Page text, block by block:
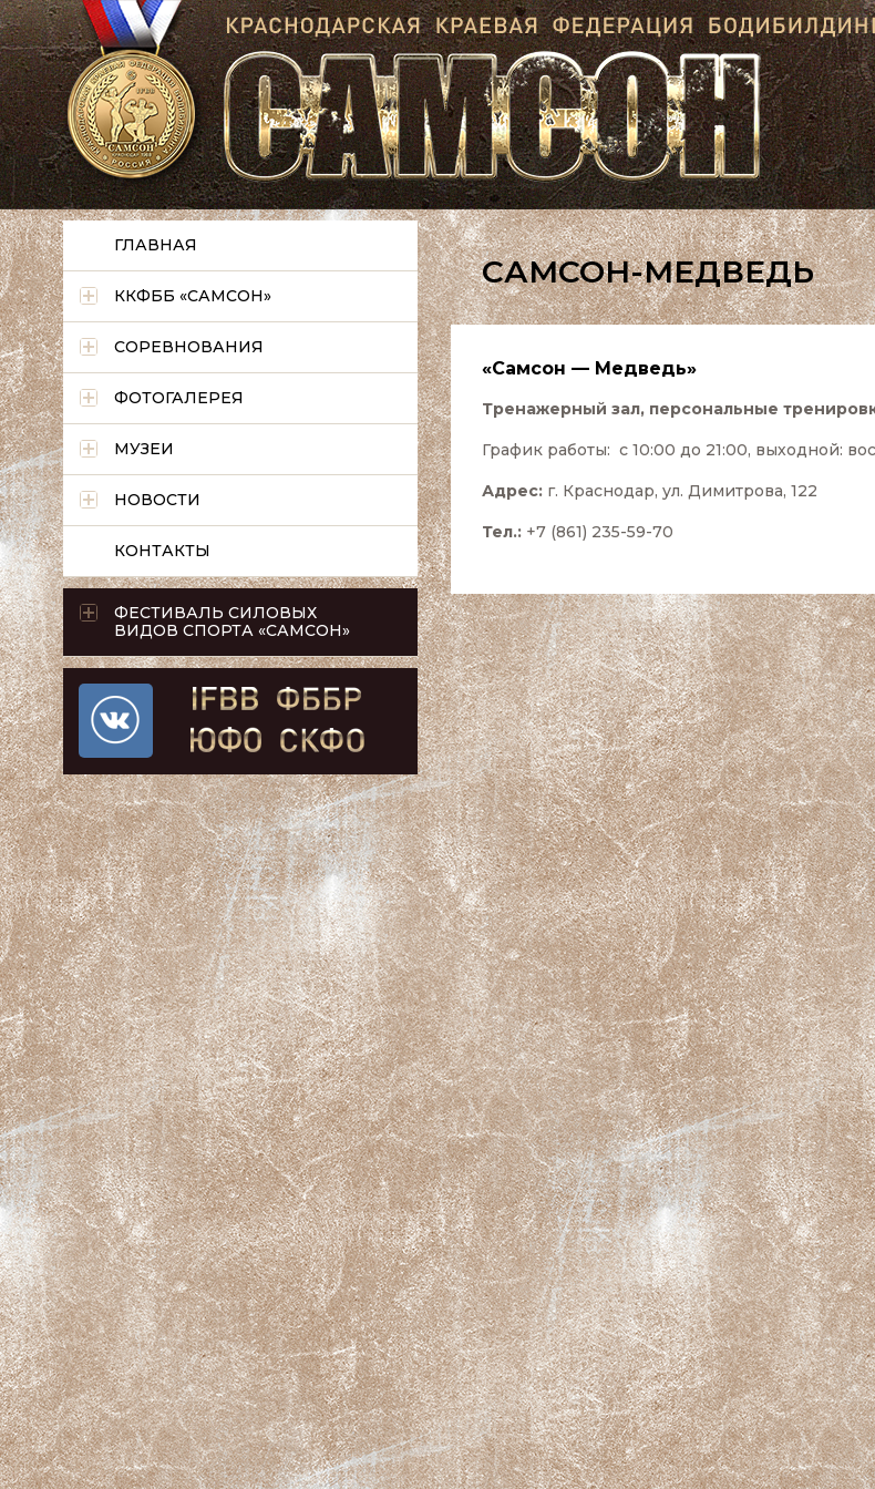
САМСОН-МЕДВЕДЬ
«Самсон — Медведь»
Тренажерный зал, персональные
График работы: с 10:00 до 21:00, выходной:
Адрес: г. Краснодар, ул. Димитрова, 122
Тел.: +7 (861) 235-59-70
ГЛАВНАЯ
ККФББ «САМСОН»
СОРЕВНОВАНИЯ
ФОТОГАЛЕРЕЯ
МУЗЕИ
НОВОСТИ
КОНТАКТЫ
ФЕСТИВАЛЬ СИЛОВЫХ
ВИДОВ СПОРТА «САМСОН»